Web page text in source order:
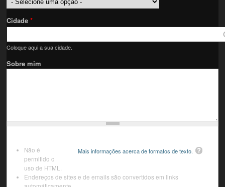
Cidade*
Coloque aqui a sua cidade.
Sobre mim
Mais informações acerca de formatos de texto.
Não é
permitido o
uso de HTML.
Endereços de sites e de emails são convertidos em links